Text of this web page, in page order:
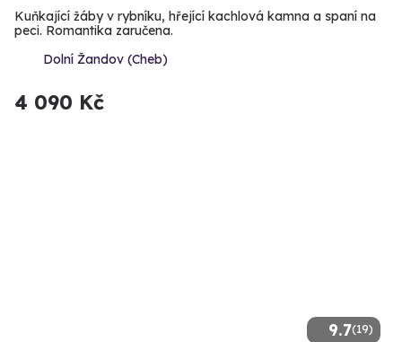
Kuňkající žáby v rybníku, hřející kachlová kamna a spaní na
peci. Romantika zaručena.
Dolní Žandov (Cheb)
4 090 Kč
9.7(19)